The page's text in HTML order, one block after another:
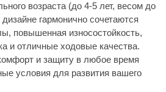
возраста (до 4-5 лет, весом до
гармонично сочетаются
повышенная износостойкость,
и отличные ходовые качества.
и защиту в любое время
условия для развития вашего